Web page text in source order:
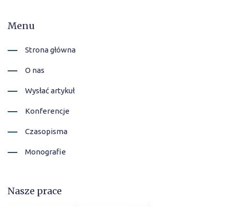
Menu
Strona główna
O nas
Wysłać artykuł
Konferencje
Czasopisma
Monografie
Nasze prace